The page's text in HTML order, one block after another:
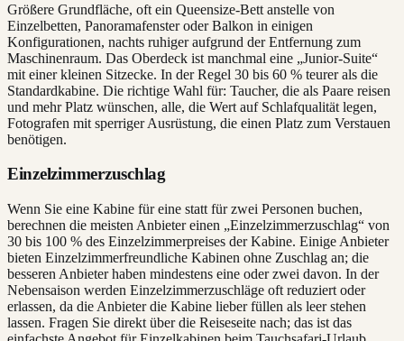
Größere Grundfläche, oft ein Queensize-Bett anstelle von
Einzelbetten, Panoramafenster oder Balkon in einigen
Konfigurationen, nachts ruhiger aufgrund der Entfernung zum
Maschinenraum. Das Oberdeck ist manchmal eine „Junior-Suite“
mit einer kleinen Sitzecke. In der Regel 30 bis 60 % teurer als die
Standardkabine. Die richtige Wahl für: Taucher, die als Paare reisen
und mehr Platz wünschen, alle, die Wert auf Schlafqualität legen,
Fotografen mit sperriger Ausrüstung, die einen Platz zum Verstauen
benötigen.
Einzelzimmerzuschlag
Wenn Sie eine Kabine für eine statt für zwei Personen buchen,
berechnen die meisten Anbieter einen „Einzelzimmerzuschlag“ von
30 bis 100 % des Einzelzimmerpreises der Kabine. Einige Anbieter
bieten Einzelzimmerfreundliche Kabinen ohne Zuschlag an; die
besseren Anbieter haben mindestens eine oder zwei davon. In der
Nebensaison werden Einzelzimmerzuschläge oft reduziert oder
erlassen, da die Anbieter die Kabine lieber füllen als leer stehen
lassen. Fragen Sie direkt über die Reiseseite nach; das ist das